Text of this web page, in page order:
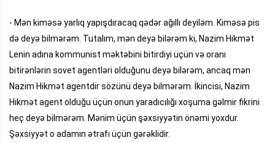
- Mən kiməsə yarlıq yapışdıracaq qədər ağıllı deyiləm. Kiməsə pis
də deyə bilmərəm. Tutalım, mən deyə bilərəm ki, Nazim Hikmət
Lenin adına kommunist məktəbini bitirdiyi üçün və oranı
bitirənlərin sovet agentləri olduğunu deyə bilərəm, ancaq mən
Nazim Hikmət agentdir sözünü deyə bilmərəm. İkincisi, Nazim
Hikmət agent olduğu üçün onun yaradıcılığı xoşuma gəlmir fikrini
heç deyə bilmərəm. Mənim üçün şəxsiyyətin önəmi yoxdur.
Şəxsiyyət o adamın ətrafı üçün gərəklidir.